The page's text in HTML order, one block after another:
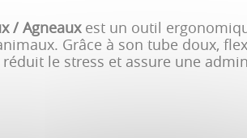
/ Agneauxest un outil
Grâce à son tube doux,
le stress et assure une